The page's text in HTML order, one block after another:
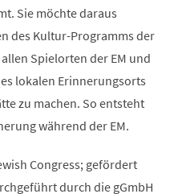
Sie möchte daraus
des Kultur-Programms der
allen Spielorten der EM und
lokalen Erinnerungsorts
zu machen. So entsteht
während der EM.
Congress; gefördert
durch die gGmbH